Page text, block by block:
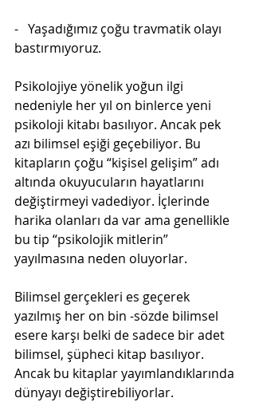
-   Yaşadığımız çoğu travmatik olayı
bastırmıyoruz.
Psikolojiye yönelik yoğun ilgi
nedeniyle her yıl on binlerce yeni
psikoloji kitabı basılıyor. Ancak pek
azı bilimsel eşiği geçebiliyor. Bu
kitapların çoğu “kişisel gelişim” adı
altında okuyucuların hayatlarını
değiştirmeyi vadediyor. İçlerinde
harika olanları da var ama genellikle
bu tip “psikolojik mitlerin”
yayılmasına neden oluyorlar.
Bilimsel gerçekleri es geçerek
yazılmış her on bin -sözde bilimsel
esere karşı belki de sadece bir adet
bilimsel, şüpheci kitap basılıyor.
Ancak bu kitaplar yayımlandıklarında
dünyayı değiştirebiliyorlar.